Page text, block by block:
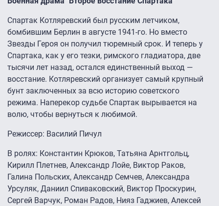
Спартак Котляревский был русским летчиком,
бомбившим Берлин в августе 1941-го. Но вместо
Звезды Героя он получил тюремный срок. И теперь у
Спартака, как у его тезки, римского гладиатора, две
тысячи лет назад, остался единственный выход —
восстание. Котляревский организует самый крупный
бунт заключенных за всю историю советского
режима. Наперекор судьбе Спартак вырывается на
волю, чтобы вернуться к любимой.
Режиссер: Василий Пичул
В ролях: Константин Крюков, Татьяна Арнтгольц,
Кирилл Плетнев, Александр Лойе, Виктор Раков,
Галина Польских, Александр Семчев, Александра
Урсуляк, Даниил Спиваковский, Виктор Проскурин,
Сергей Варчук, Роман Радов, Нияз Гаджиев, Алексей